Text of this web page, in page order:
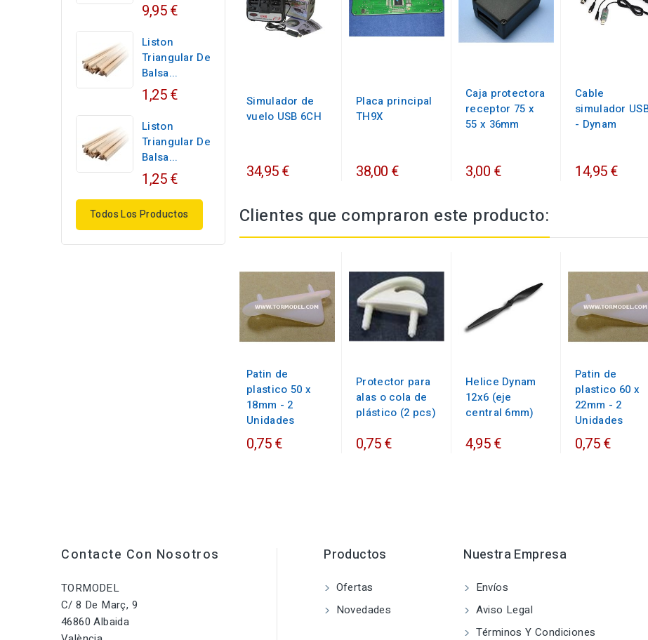
9,95 €
Liston
Triangular De
Balsa...
1,25 €
Liston
Triangular De
Balsa...
1,25 €
Todos Los Productos
Simulador de
vuelo USB 6CH
34,95 €
Placa principal
TH9X
38,00 €
Caja protectora
receptor 75 x
55 x 36mm
3,00 €
Cable
simulador
- Dynam
14,95 €
Clientes que compraron este producto:
Patin de
plastico 50 x
18mm - 2
Unidades
0,75 €
Protector para
alas o cola de
plástico (2 pcs)
0,75 €
Helice Dynam
12x6 (eje
central 6mm)
4,95 €
Patin de
plastico 60 x
22mm - 2
Unidades
0,75 €
Contacte Con Nosotros
TORMODEL
C/ 8 De Març, 9
46860 Albaida
Productos
Ofertas
Novedades
Nuestra Empresa
Envíos
Aviso Legal
Términos Y Condiciones